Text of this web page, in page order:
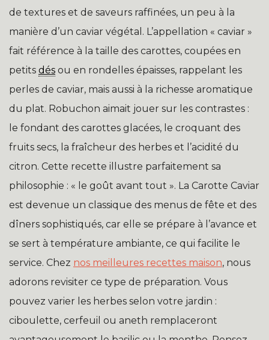
de textures et de saveurs raffinées, un peu à la
manière d’un caviar végétal. L’appellation « caviar »
fait référence à la taille des carottes, coupées en
petits dés ou en rondelles épaisses, rappelant les
perles de caviar, mais aussi à la richesse aromatique
du plat. Robuchon aimait jouer sur les contrastes :
le fondant des carottes glacées, le croquant des
fruits secs, la fraîcheur des herbes et l’acidité du
citron. Cette recette illustre parfaitement sa
philosophie : « le goût avant tout ». La Carotte Caviar
est devenue un classique des menus de fête et des
dîners sophistiqués, car elle se prépare à l’avance et
se sert à température ambiante, ce qui facilite le
service. Chez nos meilleures recettes maison, nous
adorons revisiter ce type de préparation. Vous
pouvez varier les herbes selon votre jardin :
ciboulette, cerfeuil ou aneth remplaceront